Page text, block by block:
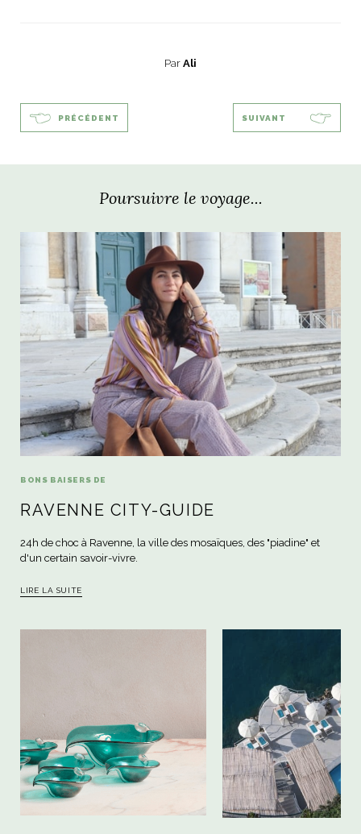
Par Ali
PRÉCÉDENT SUIVANT
Poursuivre le voyage...
BONS BAISERS DE
RAVENNE CITY-GUIDE
24h de choc à Ravenne, la ville des mosaïques, des "piadine" et
d'un certain savoir-vivre.
LIRE LA SUITE